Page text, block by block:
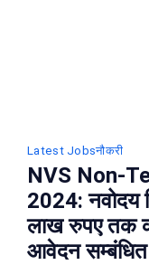
Latest Jobsनौकरी
NVS Non-
2024: नवोदय
लाख रुपए तक
आवेदन सम्बंधित